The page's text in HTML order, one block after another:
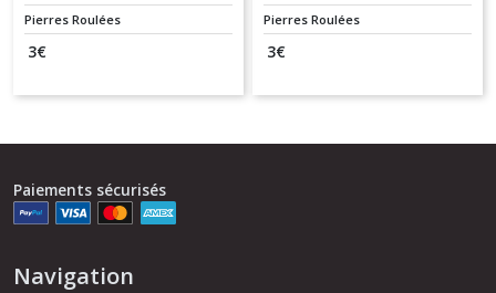
Pierres Roulées
3€
Pierres Roulées
3€
Paiements sécurisés
Navigation